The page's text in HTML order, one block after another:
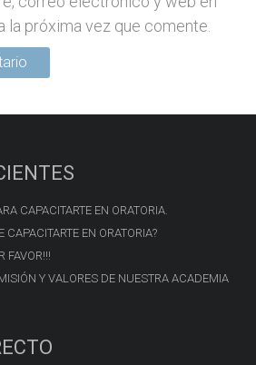
la próxima vez que comente.
CAPACITARTE EN ORATORIA.
CAPACITARTE EN ORATORIA?
FAVOR!!!
Y VALORES DE NUESTRA ACADEMIA